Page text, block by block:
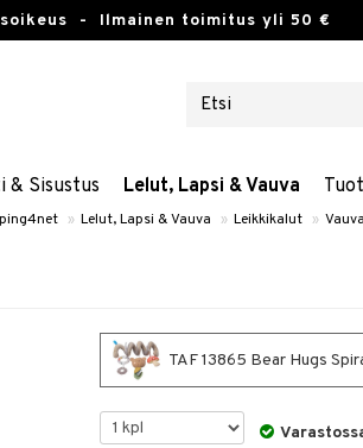
- Ilmainen toimitus yli 50 €
& Sisustus Lelut, Lapsi & Vauva
» Lelut, Lapsi & Vauva » Leikkikalut »
TAF 13865 Bear Hugs